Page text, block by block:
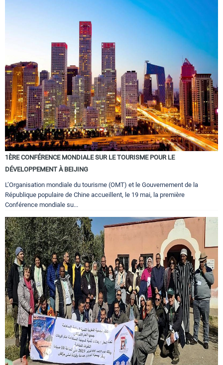
1ÈRE CONFÉRENCE MONDIALE SUR LE TOURISME POUR LE
DÉVELOPPEMENT À BEIJING
L’Organisation mondiale du tourisme (OMT) et le Gouvernement de la
République populaire de Chine accueillent, le 19 mai, la première
Conférence mondiale su...